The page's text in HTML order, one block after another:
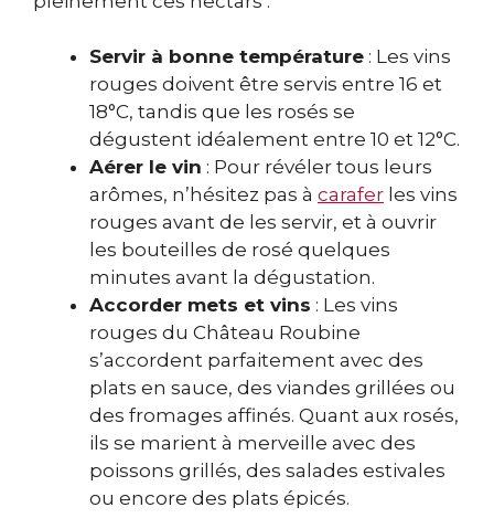
Servir à bonne température : Les vins
rouges doivent être servis entre 16 et
18°C, tandis que les rosés se
dégustent idéalement entre 10 et 12°C.
Aérer le vin : Pour révéler tous leurs
arômes, n’hésitez pas à carafer les vins
rouges avant de les servir, et à ouvrir
les bouteilles de rosé quelques
minutes avant la dégustation.
Accorder mets et vins : Les vins
rouges du Château Roubine
s’accordent parfaitement avec des
plats en sauce, des viandes grillées ou
des fromages affinés. Quant aux rosés,
ils se marient à merveille avec des
poissons grillés, des salades estivales
ou encore des plats épicés.